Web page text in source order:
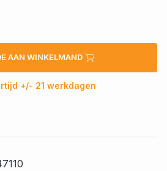
AAN WINKELMAND
+/- 21 werkdagen